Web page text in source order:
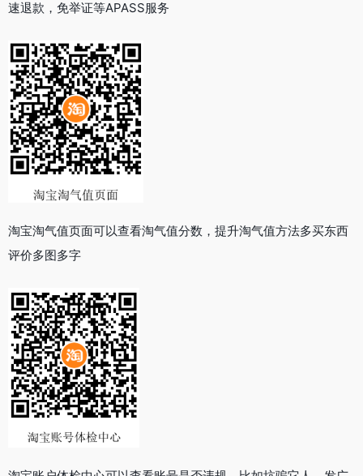
速退款，免举证等APASS服务
淘宝淘气值页面可以查看淘气值分数，提升淘气值方法多买东西
评价多图多字